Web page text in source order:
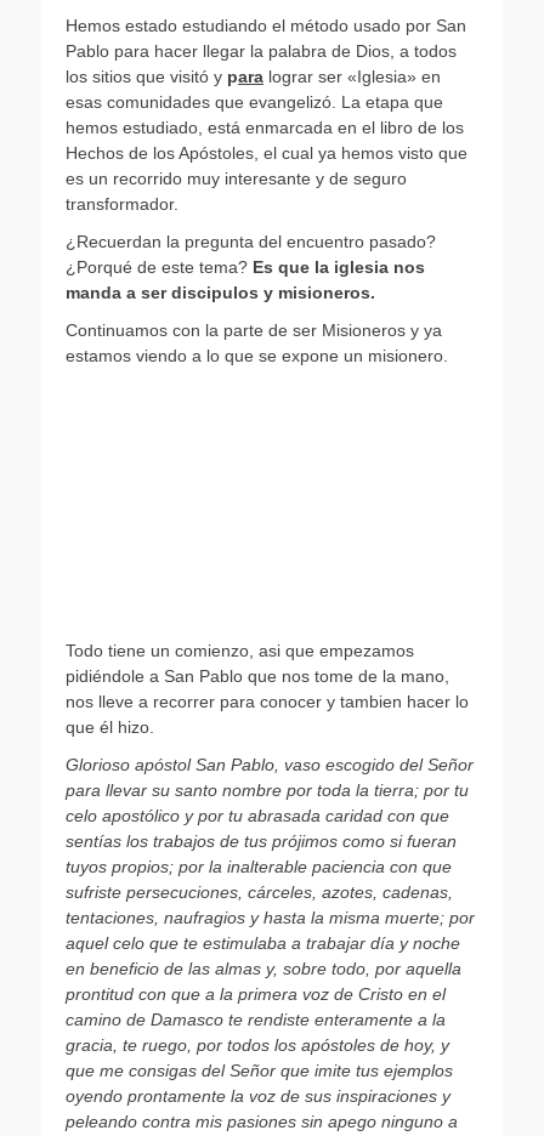
Hemos estado estudiando el método usado por San
Pablo para hacer llegar la palabra de Dios, a todos
los sitios que visitó y para lograr ser «Iglesia» en
esas comunidades que evangelizó. La etapa que
hemos estudiado, está enmarcada en el libro de los
Hechos de los Apóstoles, el cual ya hemos visto que
es un recorrido muy interesante y de seguro
transformador.
¿Recuerdan la pregunta del encuentro pasado?
¿Porqué de este tema? Es que la iglesia nos
manda a ser discipulos y misioneros.
Continuamos con la parte de ser Misioneros y ya
estamos viendo a lo que se expone un misionero.
Todo tiene un comienzo, asi que empezamos
pidiéndole a San Pablo que nos tome de la mano,
nos lleve a recorrer para conocer y tambien hacer lo
que él hizo.
Glorioso apóstol San Pablo, vaso escogido del Señor
para llevar su santo nombre por toda la tierra; por tu
celo apostólico y por tu abrasada caridad con que
sentías los trabajos de tus prójimos como si fueran
tuyos propios; por la inalterable paciencia con que
sufriste persecuciones, cárceles, azotes, cadenas,
tentaciones, naufragios y hasta la misma muerte; por
aquel celo que te estimulaba a trabajar día y noche
en beneficio de las almas y, sobre todo, por aquella
prontitud con que a la primera voz de Cristo en el
camino de Damasco te rendiste enteramente a la
gracia, te ruego, por todos los apóstoles de hoy, y
que me consigas del Señor que imite tus ejemplos
oyendo prontamente la voz de sus inspiraciones y
peleando contra mis pasiones sin apego ninguno a